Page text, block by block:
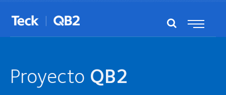
Proyecto QB2